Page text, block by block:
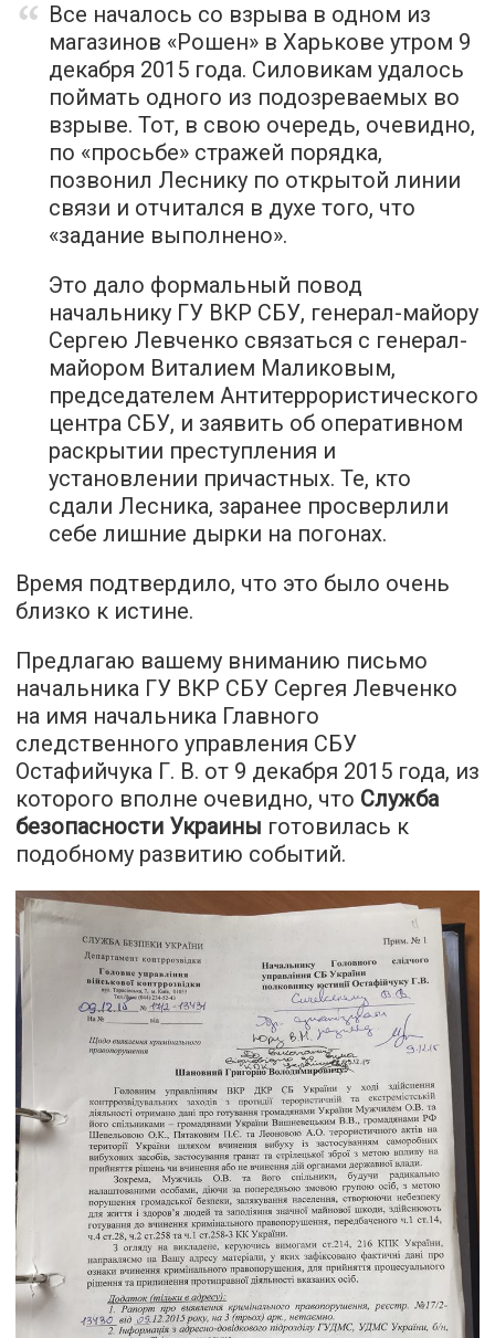
Все началось со взрыва в одном из
магазинов «Рошен» в Харькове утром 9
декабря 2015 года. Силовикам удалось
поймать одного из подозреваемых во
взрыве. Тот, в свою очередь, очевидно,
по «просьбе» стражей порядка,
позвонил Леснику по открытой линии
связи и отчитался в духе того, что
«задание выполнено».
Это дало формальный повод
начальнику ГУ ВКР СБУ, генерал-майору
Сергею Левченко связаться с генерал-
майором Виталием Маликовым,
председателем Антитеррористического
центра СБУ, и заявить об оперативном
раскрытии преступления и
установлении причастных. Те, кто
сдали Лесника, заранее просверлили
себе лишние дырки на погонах.
Время подтвердило, что это было очень
близко к истине.
Предлагаю вашему вниманию письмо
начальника ГУ ВКР СБУ Сергея Левченко
на имя начальника Главного
следственного управления СБУ
Остафийчука Г. В. от 9 декабря 2015 года, из
которого вполне очевидно, что Служба
безопасности Украины готовилась к
подобному развитию событий.